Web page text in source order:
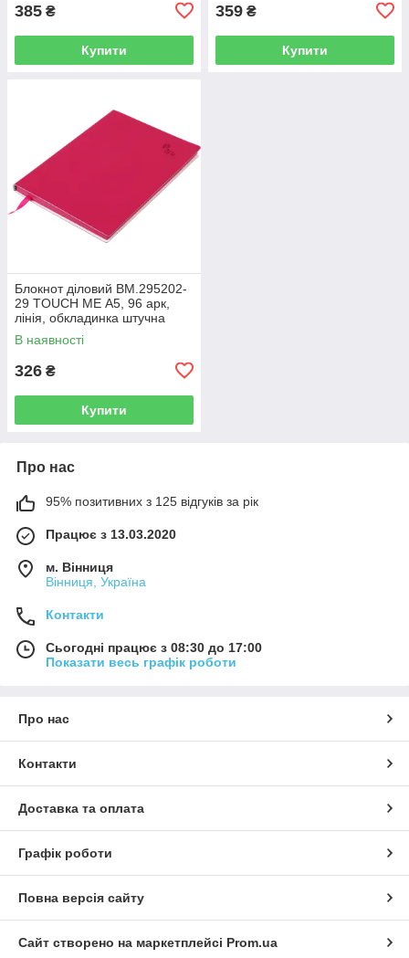
385 ₴
Купити
359 ₴
Купити
Блокнот діловий BM.295202-
29 TOUCH ME А5, 96 арк,
лінія, обкладинка штучна
шкіра, малиновий (50)
В наявності
326 ₴
Купити
Про нас
95% позитивних з 125 відгуків за рік
Працює з 13.03.2020
м. Вінниця
Вінниця, Україна
Контакти
Сьогодні працює з 08:30 до 17:00
Показати весь графік роботи
Про нас
Контакти
Доставка та оплата
Графік роботи
Повна версія сайту
Сайт створено на маркетплейсі Prom.ua